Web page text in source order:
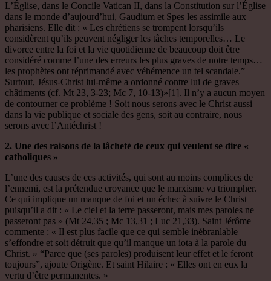
L’Église, dans le Concile Vatican II, dans la Constitution sur l’Église
dans le monde d’aujourd’hui, Gaudium et Spes les assimile aux
pharisiens. Elle dit : « Les chrétiens se trompent lorsqu’ils
considèrent qu’ils peuvent négliger les tâches temporelles… Le
divorce entre la foi et la vie quotidienne de beaucoup doit être
considéré comme l’une des erreurs les plus graves de notre temps…
les prophètes ont réprimandé avec véhémence un tel scandale.”
Surtout, Jésus-Christ lui-même a ordonné contre lui de graves
châtiments (cf. Mt 23, 3-23; Mc 7, 10-13)»[1]. Il n’y a aucun moyen
de contourner ce problème ! Soit nous serons avec le Christ aussi
dans la vie publique et sociale des gens, soit au contraire, nous
serons avec l’Antéchrist !
2. Une des raisons de la lâcheté de ceux qui veulent se dire «
catholiques »
L’une des causes de ces activités, qui sont au moins complices de
l’ennemi, est la prétendue croyance que le marxisme va triompher.
Ce qui implique un manque de foi et un échec à suivre le Christ
puisqu’il a dit : « Le ciel et la terre passeront, mais mes paroles ne
passeront pas » (Mt 24,35 ; Mc 13,31 ; Luc 21,33). Saint Jérôme
commente : « Il est plus facile que ce qui semble inébranlable
s’effondre et soit détruit que qu’il manque un iota à la parole du
Christ. » “Parce que (ses paroles) produisent leur effet et le feront
toujours”, ajoute Origène. Et saint Hilaire : « Elles ont en eux la
vertu d’être permanentes. »